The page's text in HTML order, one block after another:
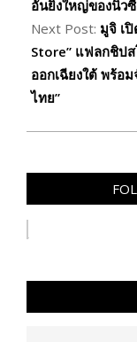
อันยิ่งใหญ่ของนิว
Next Post: มูจิ เ
Store” แฟลกชิป
ออกเฉียงใต้ พร้อ
ไทย”